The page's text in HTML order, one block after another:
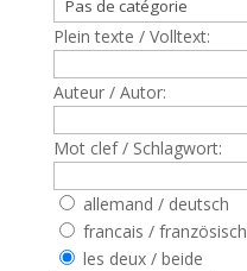
Plein texte / Volltext:
Auteur / Autor:
Mot clef / Schlagwort:
allemand / deutsch
francais / französisch
les deux / beide